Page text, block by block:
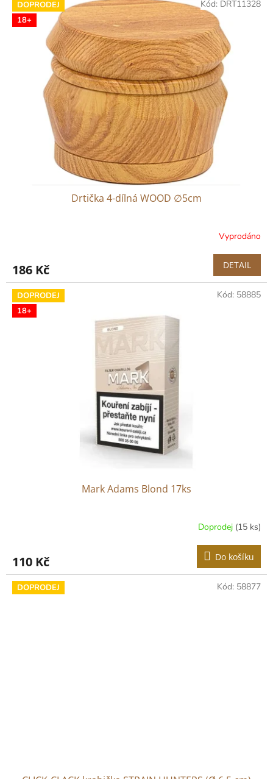
DOPRODEJ
18+
Drtička 4-dílná WOOD ∅5cm
Vyprodáno
186 Kč DETAIL
Kód: DRT11328
DOPRODEJ
18+
Mark Adams Blond 17ks
Doprodej (15 ks)
110 Kč Do košíku
Kód: 58885
DOPRODEJ Kód: 58877